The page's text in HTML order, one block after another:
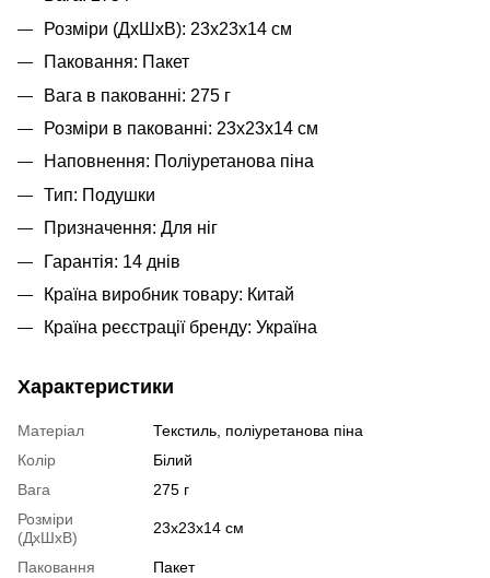
Розміри (ДхШхВ): 23х23х14 см
Паковання: Пакет
Вага в пакованні: 275 г
Розміри в пакованні: 23х23х14 см
Наповнення: Поліуретанова піна
Тип: Подушки
Призначення: Для ніг
Гарантія: 14 днів
Країна виробник товару: Китай
Країна реєстрації бренду: Україна
Характеристики
Матеріал
Текстиль, поліуретанова піна
Колір
Білий
Вага
275 г
Розміри
(ДхШхВ)
23х23х14 см
Паковання
Пакет